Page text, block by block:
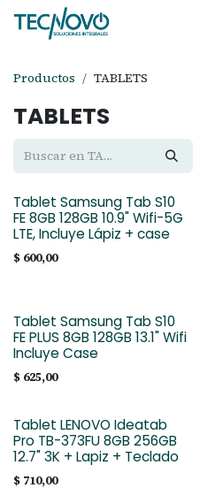
Ir al contenido
Productos TABLETS
TABLETS
Tablet Samsung Tab S10
FE 8GB 128GB 10.9" Wifi-5G
LTE, Incluye Lápiz + case
$ 600,00
Tablet Samsung Tab S10
FE PLUS 8GB 128GB 13.1" Wifi
Incluye Case
$ 625,00
Tablet LENOVO Ideatab
Pro TB-373FU 8GB 256GB
12.7" 3K + Lapiz + Teclado
$ 710,00